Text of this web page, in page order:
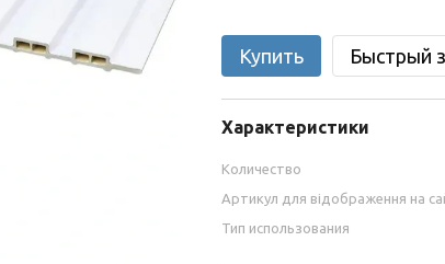
Купить Быстрый
Характеристики
Количество
Артикул для відображення на
Тип использования